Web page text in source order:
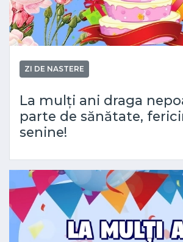
ZI DE NASTERE
La mulți ani draga
parte de sănătate,
senine!